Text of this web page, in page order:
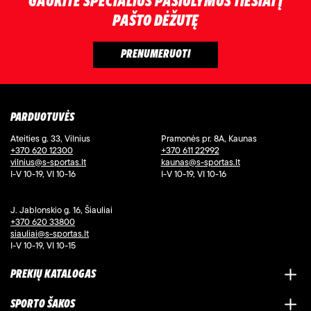
PAŠTO DĖŽUTĘ
PARDUOTUVĖS
Ateities g. 33, Vilnius
+370 620 12300
vilnius@s-sportas.lt
I-V 10-19, VI 10-16
Pramonės pr. 8A, Kaunas
+370 611 22992
kaunas@s-sportas.lt
I-V 10-19, VI 10-16
J. Jablonskio g. 16, Šiauliai
+370 620 33800
siauliai@s-sportas.lt
I-V 10-19, VI 10-15
PREKIŲ KATALOGAS
SPORTO ŠAKOS